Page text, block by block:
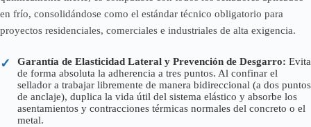
en frío, consolidándose como el estándar técnico obligatorio para
proyectos residenciales, comerciales e industriales de alta exigencia.
✓ Garantía de Elasticidad Lateral y Prevención de Desgarro: Evita
de forma absoluta la adherencia a tres puntos. Al confinar el
sellador a trabajar libremente de manera bidireccional (a dos puntos
de anclaje), duplica la vida útil del sistema elástico y absorbe los
asentamientos y contracciones térmicas normales del concreto o el
metal.